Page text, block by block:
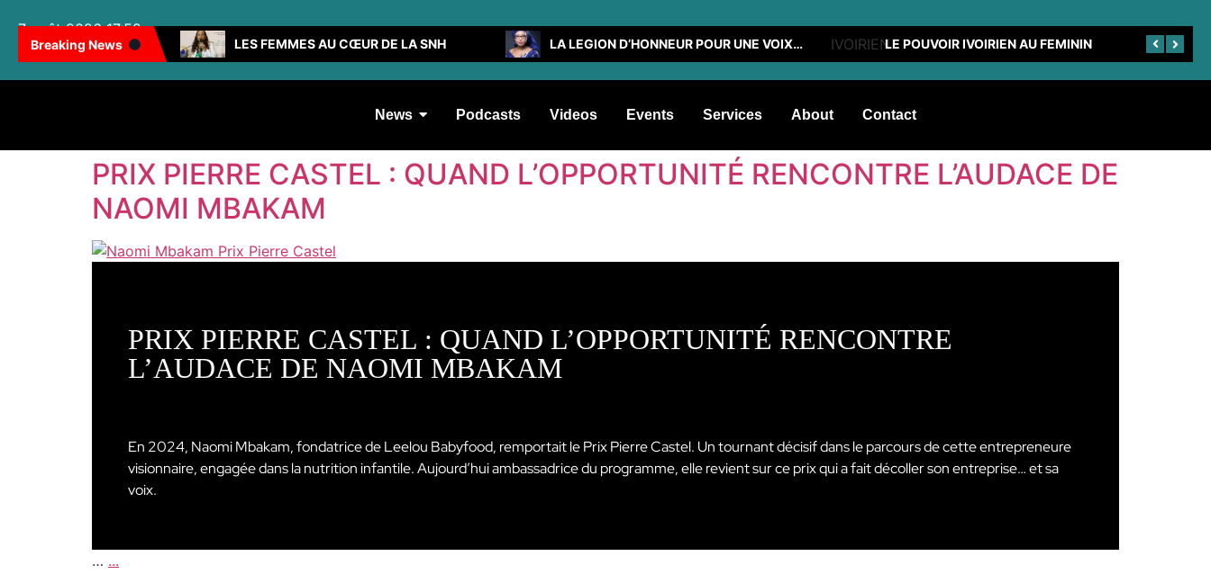
7 août 2026 17:52
Breaking News LES FEMMES AU CŒUR DE LA SNH LA LEGION D’HONNEUR POUR UNE VOIX D’UNE SAHEL LE POUVOIR IVOIRIEN AU FEMININ
News Podcasts Videos Events Services About Contact
PRIX PIERRE CASTEL : QUAND L’OPPORTUNITÉ RENCONTRE L’AUDACE DE
NAOMI MBAKAM
PRIX PIERRE CASTEL : QUAND L’OPPORTUNITÉ RENCONTRE
L’AUDACE DE NAOMI MBAKAM
En 2024, Naomi Mbakam, fondatrice de Leelou Babyfood, remportait le Prix Pierre Castel. Un tournant décisif dans le parcours de cette entrepreneure
visionnaire, engagée dans la nutrition infantile. Aujourd’hui ambassadrice du programme, elle revient sur ce prix qui a fait décoller son entreprise… et sa
voix.
… ...